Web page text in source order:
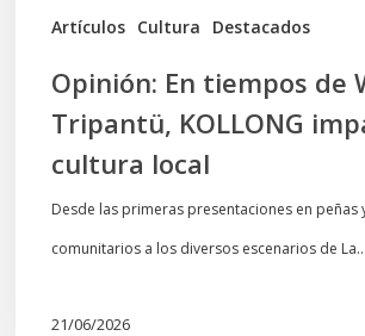
Artículos Cultura Destacados
cultura
Opinión: En tiempos de
Tripantü, KOLLONG
cultura local
Desde las primeras presentaciones en peñas
comunitarios a los diversos escenarios de La…
21/06/2026